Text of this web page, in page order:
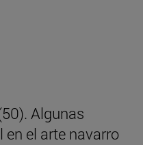
Algunas
en el arte navarro